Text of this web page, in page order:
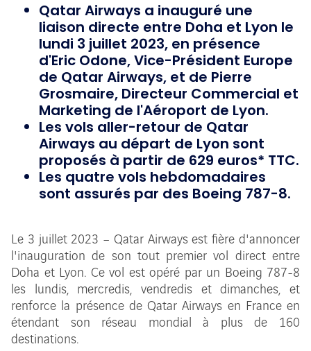
Qatar Airways a inauguré une
liaison directe entre Doha et Lyon le
lundi 3 juillet 2023, en présence
d'Eric Odone, Vice-Président Europe
de Qatar Airways, et de Pierre
Grosmaire, Directeur Commercial et
Marketing de l'Aéroport de Lyon.
Les vols aller-retour de Qatar
Airways au départ de Lyon sont
proposés à partir de 629 euros* TTC.
Les quatre vols hebdomadaires
sont assurés par des Boeing 787-8.
Le 3 juillet 2023 – Qatar Airways est fière d'annoncer
l'inauguration de son tout premier vol direct entre
Doha et Lyon. Ce vol est opéré par un Boeing 787-8
les lundis, mercredis, vendredis et dimanches, et
renforce la présence de Qatar Airways en France en
étendant son réseau mondial à plus de 160
destinations.